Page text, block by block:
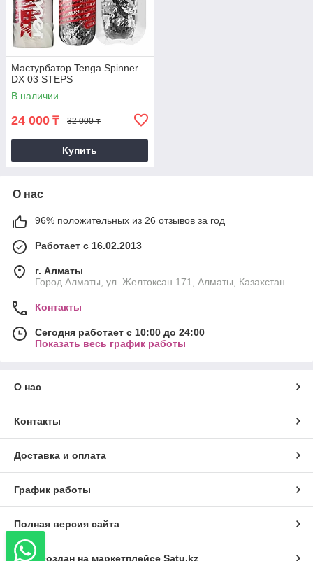
Мастурбатор Tenga Spinner
DX 03 STEPS
В наличии
24 000 ₸ 32 000 ₸
Купить
О нас
96% положительных из 26 отзывов за год
Работает с 16.02.2013
г. Алматы
Город Алматы, ул. Желтоксан 171, Алматы, Казахстан
Контакты
Сегодня работает с 10:00 до 24:00
Показать весь график работы
О нас
Контакты
Доставка и оплата
График работы
Полная версия сайта
Сайт создан на маркетплейсе Satu.kz